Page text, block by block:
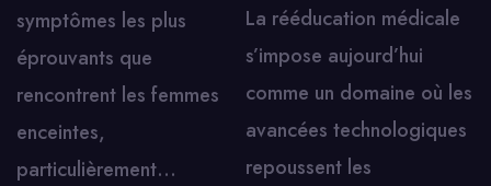
symptômes les plus
éprouvants que
rencontrent les femmes
enceintes,
particulièrement…
La rééducation médicale
s’impose aujourd’hui
comme un domaine où les
avancées technologiques
repoussent les